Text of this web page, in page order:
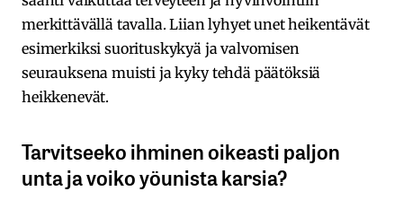
merkittävällä tavalla. Liian lyhyet unet heikentävät
esimerkiksi suorituskykyä ja valvomisen
seurauksena muisti ja kyky tehdä päätöksiä
heikkenevät.
Tarvitseeko ihminen oikeasti paljon
unta ja voiko yöunista karsia?